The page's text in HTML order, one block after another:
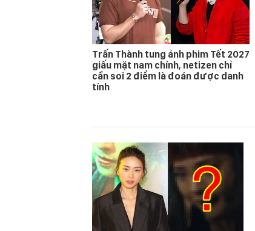
Trấn Thành tung ảnh phim Tết 2027
giấu mặt nam chính, netizen chỉ
cần soi 2 điểm là đoán được danh
tính